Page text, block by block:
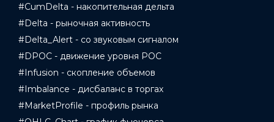
#CumDelta - накопительная дельта
#Delta - рыночная активность
#Delta_Alert - со звуковым сигналом
#DPOC - движение уровня POC
#Infusion - скопление объемов
#Imbalance - дисбаланс в торгах
#MarketProfile - профиль рынка